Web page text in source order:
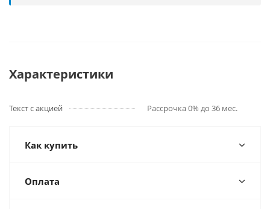
Характеристики
Текст с акцией Рассрочка 0% до 36 мес.
Как купить
Оплата